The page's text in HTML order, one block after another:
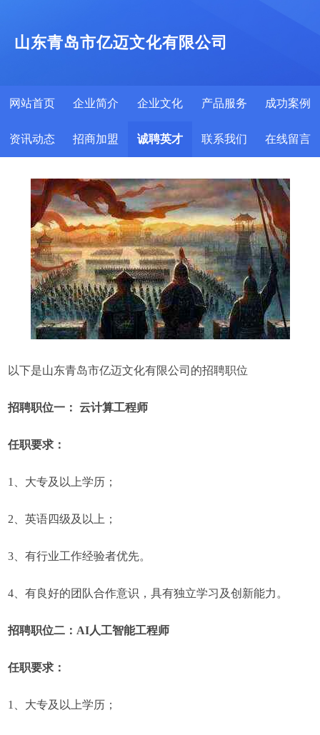
山东青岛市亿迈文化有限公司
网站首页 企业简介 企业文化 产品服务 成功案例
资讯动态 招商加盟 诚聘英才 联系我们 在线留言
以下是山东青岛市亿迈文化有限公司的招聘职位
招聘职位一： 云计算工程师
任职要求：
1、大专及以上学历；
2、英语四级及以上；
3、有行业工作经验者优先。
4、有良好的团队合作意识，具有独立学习及创新能力。
招聘职位二：AI人工智能工程师
任职要求：
1、大专及以上学历；